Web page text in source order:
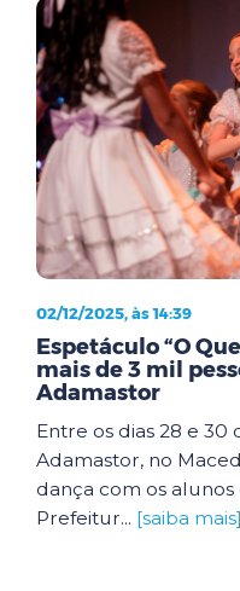
02/12/2025, às 14:39
Espetáculo “O
mais de 3 mil
Adamastor
Entre os dias 28 e
Adamastor, no
dança com os
Prefeitur... [saiba mais]